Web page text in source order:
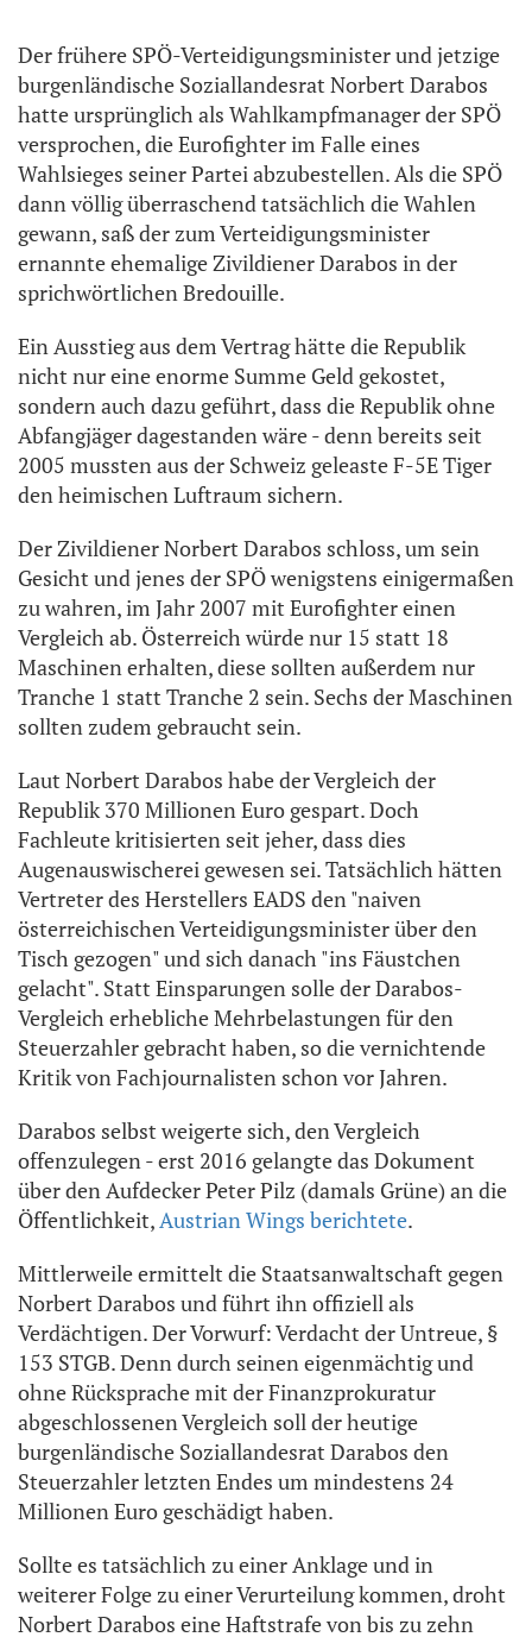
Der frühere SPÖ-Verteidigungsminister und jetzige
burgenländische Soziallandesrat Norbert Darabos
hatte ursprünglich als Wahlkampfmanager der SPÖ
versprochen, die Eurofighter im Falle eines
Wahlsieges seiner Partei abzubestellen. Als die SPÖ
dann völlig überraschend tatsächlich die Wahlen
gewann, saß der zum Verteidigungsminister
ernannte ehemalige Zivildiener Darabos in der
sprichwörtlichen Bredouille.
Ein Ausstieg aus dem Vertrag hätte die Republik
nicht nur eine enorme Summe Geld gekostet,
sondern auch dazu geführt, dass die Republik ohne
Abfangjäger dagestanden wäre - denn bereits seit
2005 mussten aus der Schweiz geleaste F-5E Tiger
den heimischen Luftraum sichern.
Der Zivildiener Norbert Darabos schloss, um sein
Gesicht und jenes der SPÖ wenigstens einigermaßen
zu wahren, im Jahr 2007 mit Eurofighter einen
Vergleich ab. Österreich würde nur 15 statt 18
Maschinen erhalten, diese sollten außerdem nur
Tranche 1 statt Tranche 2 sein. Sechs der Maschinen
sollten zudem gebraucht sein.
Laut Norbert Darabos habe der Vergleich der
Republik 370 Millionen Euro gespart. Doch
Fachleute kritisierten seit jeher, dass dies
Augenauswischerei gewesen sei. Tatsächlich hätten
Vertreter des Herstellers EADS den "naiven
österreichischen Verteidigungsminister über den
Tisch gezogen" und sich danach "ins Fäustchen
gelacht". Statt Einsparungen solle der Darabos-
Vergleich erhebliche Mehrbelastungen für den
Steuerzahler gebracht haben, so die vernichtende
Kritik von Fachjournalisten schon vor Jahren.
Darabos selbst weigerte sich, den Vergleich
offenzulegen - erst 2016 gelangte das Dokument
über den Aufdecker Peter Pilz (damals Grüne) an die
Öffentlichkeit,Austrian Wings berichtete.
Mittlerweile ermittelt die Staatsanwaltschaft gegen
Norbert Darabos und führt ihn offiziell als
Verdächtigen. Der Vorwurf: Verdacht der Untreue, §
153 STGB. Denn durch seinen eigenmächtig und
ohne Rücksprache mit der Finanzprokuratur
abgeschlossenen Vergleich soll der heutige
burgenländische Soziallandesrat Darabos den
Steuerzahler letzten Endes um mindestens 24
Millionen Euro geschädigt haben.
Sollte es tatsächlich zu einer Anklage und in
weiterer Folge zu einer Verurteilung kommen, droht
Norbert Darabos eine Haftstrafe von bis zu zehn